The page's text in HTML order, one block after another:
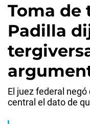
Toma de
Padilla
El juez federal
central el dato de